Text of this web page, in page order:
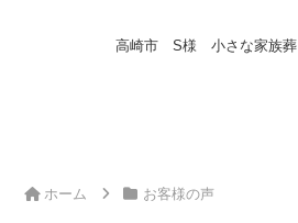
高崎市 S様 小さな家族葬
ホーム お客様の声